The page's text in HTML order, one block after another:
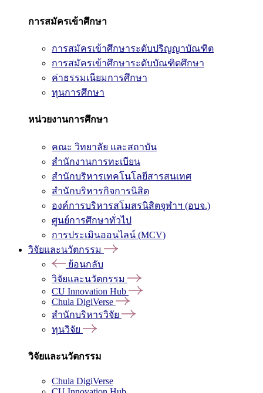
การสมัครเข้าศึกษา
การสมัครเข้าศึกษาระดับปริญญาบัณฑิต
การสมัครเข้าศึกษาระดับบัณฑิตศึกษา
ค่าธรรมเนียมการศึกษา
ทุนการศึกษา
หน่วยงานการศึกษา
คณะ วิทยาลัย และสถาบัน
สำนักงานการทะเบียน
สำนักบริหารเทคโนโลยีสารสนเทศ
สำนักบริหารกิจการนิสิต
องค์การบริหารสโมสรนิสิตจุฬาฯ (อบจ.)
ศูนย์การศึกษาทั่วไป
การประเมินออนไลน์ (MCV)
วิจัยและนวัตกรรม
ย้อนกลับ
วิจัยและนวัตกรรม
CU Innovation Hub
Chula DigiVerse
สำนักบริหารวิจัย
ทุนวิจัย
วิจัยและนวัตกรรม
Chula DigiVerse